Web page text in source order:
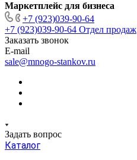
Маркетплейс для бизнеса
+7 (923)039-90-64
+7 (923)039-90-64 Отдел продаж
Заказать звонок
E-mail
sale@mnogo-stankov.ru
Задать вопрос
Каталог